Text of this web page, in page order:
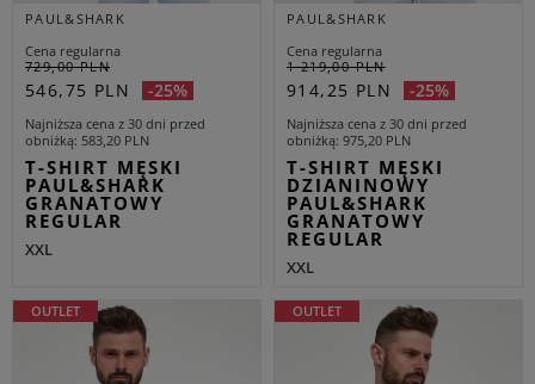
PAUL&SHARK
Cena regularna
729,00 PLN
546,75 PLN -25%
Najniższa cena z 30 dni przed
obniżką 583,20 PLN
T-SHIRT MĘSKI
PAUL&SHARK
GRANATOWY
REGULAR
XXL
PAUL&SHARK
Cena regularna
1 219,00 PLN
914,25 PLN -25%
Najniższa cena z 30 dni przed
obniżką 975,20 PLN
T-SHIRT MĘSKI
DZIANINOWY
PAUL&SHARK
GRANATOWY
REGULAR
XXL
OUTLET OUTLET